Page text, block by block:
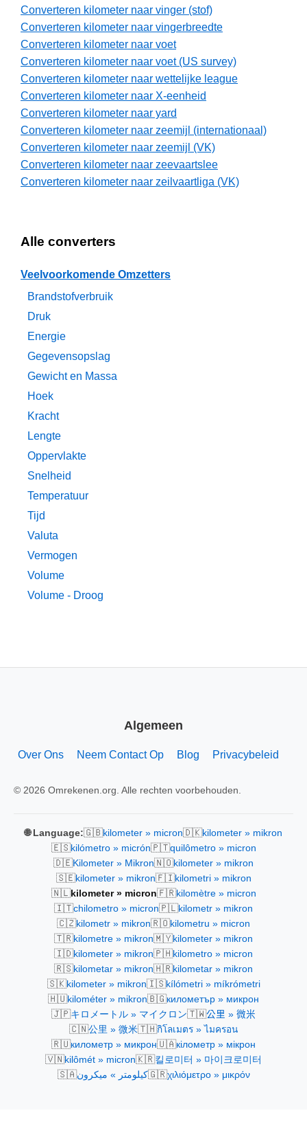
Converteren kilometer naar vinger (stof)
Converteren kilometer naar vingerbreedte
Converteren kilometer naar voet
Converteren kilometer naar voet (US survey)
Converteren kilometer naar wettelijke league
Converteren kilometer naar X-eenheid
Converteren kilometer naar yard
Converteren kilometer naar zeemijl (internationaal)
Converteren kilometer naar zeemijl (VK)
Converteren kilometer naar zeevaartslee
Converteren kilometer naar zeilvaartliga (VK)
Alle converters
Veelvoorkomende Omzetters
Brandstofverbruik
Druk
Energie
Gegevensopslag
Gewicht en Massa
Hoek
Kracht
Lengte
Oppervlakte
Snelheid
Temperatuur
Tijd
Valuta
Vermogen
Volume
Volume - Droog
Algemeen
Over Ons Neem Contact Op Blog Privacybeleid
© 2026 Omrekenen.org. Alle rechten voorbehouden.
🌐 Language:🇬🇧kilometer » micron🇩🇰kilometer » mikron
🇪🇸kilómetro » micrón🇵🇹quilômetro » micron
🇩🇪Kilometer » Mikron🇳🇴kilometer » mikron
🇸🇪kilometer » mikron🇫🇮kilometri » mikron
🇳🇱kilometer » micron🇫🇷kilomètre » micron
🇮🇹chilometro » micron🇵🇱kilometr » mikron
🇨🇿kilometr » mikron🇷🇴kilometru » micron
🇹🇷kilometre » mikron🇲🇾kilometer » mikron
🇮🇩kilometer » mikron🇵🇭kilometro » micron
🇷🇸kilometar » mikron🇭🇷kilometar » mikron
🇸🇰kilometer » mikron🇮🇸kílómetri » míkrómetri
🇭🇺kilométer » mikron🇧🇬километър » микрон
🇯🇵キロメートル » マイクロン🇹🇼公里 » 微米
🇨🇳公里 » 微米🇹🇭กิโลเมตร » ไมครอน
🇷🇺километр » микрон🇺🇦кілометр » мікрон
🇻🇳kilômét » micron🇰🇷킬로미터 » 마이크로미터
🇸🇦كيلومتر » ميكرون🇬🇷χιλιόμετρο » μικρόν